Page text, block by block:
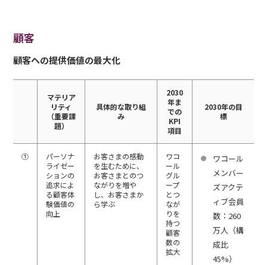
顧客
顧客への提供価値の最大化
マテリア
リティ
（重要課
題）
具体的な取り組
み
2030
年ま
での
KPI
項目
2030年の目
標
①
パーソナ
ライゼー
ションの
追求によ
る顧客体
験価値の
向上
お客さまの感動
を生むために、
お客さまとのつ
ながりを増や
し、お客さまか
ら学ぶ
ワコ
ール
グル
ープ
とつ
なが
りを
持つ
顧客
数の
拡大
ワコール
メンバー
ズアクテ
ィブ会員
数：260
万人（構
成比
45%）